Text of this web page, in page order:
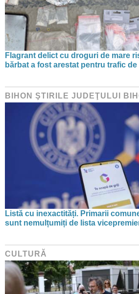
Flagrant delict cu droguri de mare
bărbat a fost arestat pentru trafic
BIHON ŞTIRILE JUDEŢULUI
Listă cu inexactități. Primarii
sunt nemulțumiți de lista
CULTURĂ